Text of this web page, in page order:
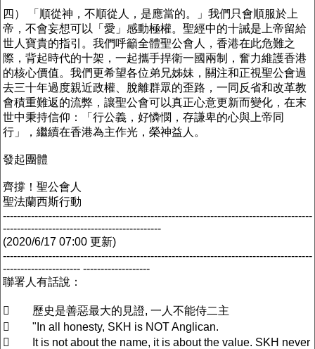
四） 「順從神，不順從人，是應當的。」我們只會順服於上
帝，不會妄想可以「愛」感動極權。聖經中的十誡是上帝留給
世人寶貴的指引。我們呼籲全體聖公會人，香港在此危難之
際，背起時代的十架，一起攜手捍衛一國兩制，奮力維護香港
的核心價值。我們更希望各位弟兄姊妹，關注和正視聖公會過
去三十年過度親近政權、脫離群眾的歪路，一同反省和改革教
會積重難返的流弊，讓聖公會可以真正心意更新而變化，在末
世中秉持信仰：「行公義，好憐憫，存謙卑的心與上帝同
行」，繼續在香港為主作光，榮神益人。
發起團體
齊撐！聖公會人
聖法蘭西斯行動
----------------------------------------------------------------------------------------
---------------------------------------------
(2020/6/17 07:00 更新)
----------------------------------------------------------------------------------------
---------------------- -------------------
聯署人有話說：
 歷史是善惡最大的見證, 一人不能侍二主
 "In all honesty, SKH is NOT Anglican.
 It is not about the name, it is about the value. SKH never